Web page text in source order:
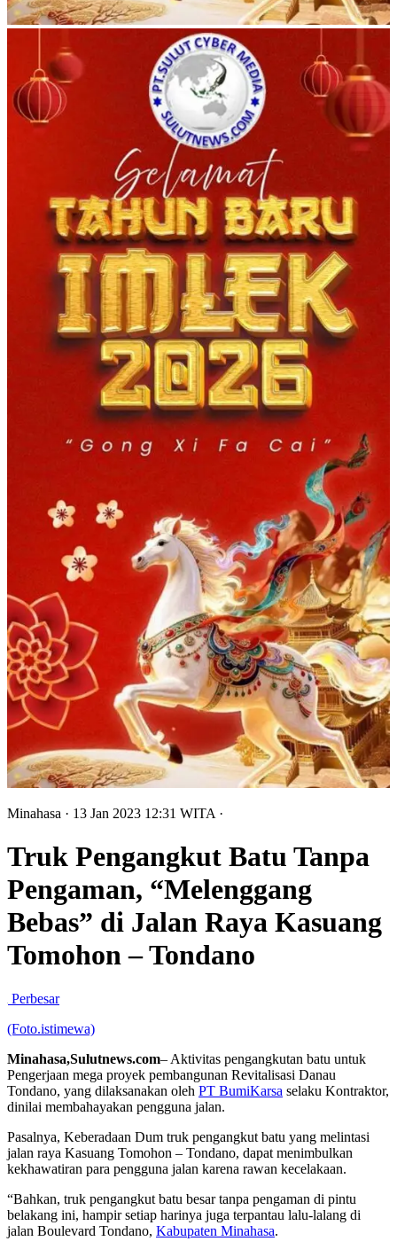
Minahasa · 13 Jan 2023 12:31 WITA ·
Truk Pengangkut Batu Tanpa
Pengaman, “Melenggang
Bebas” di Jalan Raya Kasuang
Tomohon – Tondano
Perbesar
(Foto.istimewa)
Minahasa,Sulutnews.com– Aktivitas pengangkutan batu untuk
Pengerjaan mega proyek pembangunan Revitalisasi Danau
Tondano, yang dilaksanakan oleh PT BumiKarsa selaku Kontraktor,
dinilai membahayakan pengguna jalan.
Pasalnya, Keberadaan Dum truk pengangkut batu yang melintasi
jalan raya Kasuang Tomohon – Tondano, dapat menimbulkan
kekhawatiran para pengguna jalan karena rawan kecelakaan.
“Bahkan, truk pengangkut batu besar tanpa pengaman di pintu
belakang ini, hampir setiap harinya juga terpantau lalu-lalang di
jalan Boulevard Tondano, Kabupaten Minahasa.